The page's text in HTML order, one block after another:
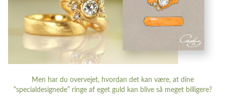
Men har du overvejet, hvordan det kan være, at dine
“specialdesignede” ringe af eget guld kan blive så meget billigere?